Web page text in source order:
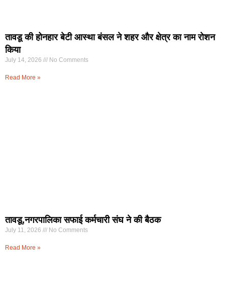
तावडू की होनहार बेटी आस्था बंसल ने शहर और क्षेत्र का नाम रोशन
किया
July 14, 2026 No Comments
Read More »
तावडू,नगरपालिका सफाई कर्मचारी संघ ने की बैठक
July 11, 2026 No Comments
Read More »